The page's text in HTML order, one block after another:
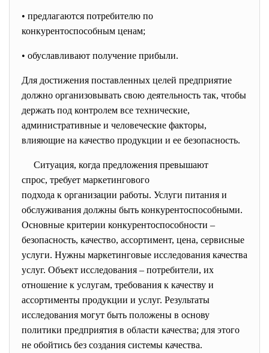
• предлагаются потребителю по
конкурентоспособным ценам;
• обуславливают получение прибыли.
Для достижения поставленных целей предприятие
должно организовывать свою деятельность так, чтобы
держать под контролем все технические,
административные и человеческие факторы,
влияющие на качество продукции и ее безопасность.
Ситуация, когда предложения превышают
спрос, требует маркетингового
подхода к организации работы. Услуги питания и
обслуживания должны быть конкурентоспособными.
Основные критерии конкурентоспособности –
безопасность, качество, ассортимент, цена, сервисные
услуги. Нужны маркетинговые исследования качества
услуг. Объект исследования – потребители, их
отношение к услугам, требования к качеству и
ассортименты продукции и услуг. Результаты
исследования могут быть положены в основу
политики предприятия в области качества; для этого
не обойтись без создания системы качества.